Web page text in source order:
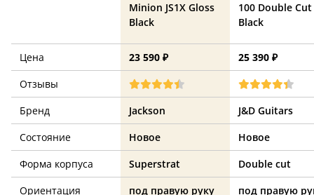
Minion JS1X Gloss
Black
100 Double
Black
Цена 23 590 ₽
25 390 ₽
Отзывы
Бренд
Jackson
J&D Guitars
Состояние
Новое
Новое
Форма корпуса
Superstrat
Double cut
Ориентация
под правую руку под правую